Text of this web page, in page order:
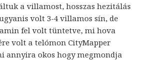
a villamost, hosszas hezitálás
volt 3-4 villamos sín, de
fel volt tüntetve, mi hova
volt a telómon CityMapper
annyira okos hogy megmondja